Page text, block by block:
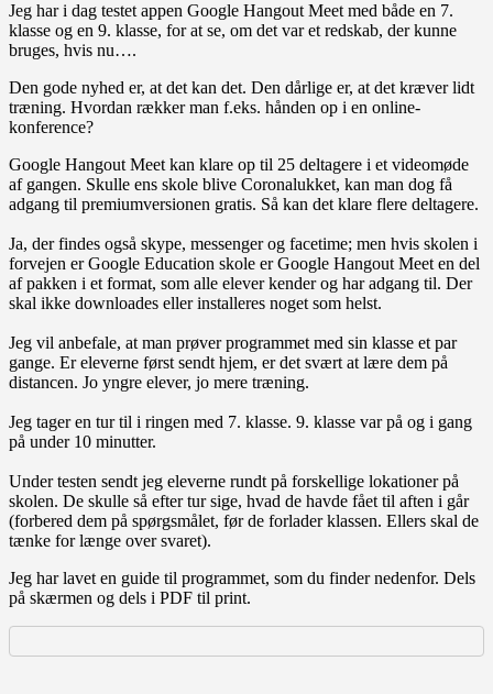
Jeg har i dag testet appen Google Hangout Meet med både en 7.
klasse og en 9. klasse, for at se, om det var et redskab, der kunne
bruges, hvis nu….
Den gode nyhed er, at det kan det. Den dårlige er, at det kræver lidt
træning. Hvordan rækker man f.eks. hånden op i en online-
konference?
Google Hangout Meet kan klare op til 25 deltagere i et videomøde
af gangen. Skulle ens skole blive Coronalukket, kan man dog få
adgang til premiumversionen gratis. Så kan det klare flere deltagere.
Ja, der findes også skype, messenger og facetime; men hvis skolen i
forvejen er Google Education skole er Google Hangout Meet en del
af pakken i et format, som alle elever kender og har adgang til. Der
skal ikke downloades eller installeres noget som helst.
Jeg vil anbefale, at man prøver programmet med sin klasse et par
gange. Er eleverne først sendt hjem, er det svært at lære dem på
distancen. Jo yngre elever, jo mere træning.
Jeg tager en tur til i ringen med 7. klasse. 9. klasse var på og i gang
på under 10 minutter.
Under testen sendt jeg eleverne rundt på forskellige lokationer på
skolen. De skulle så efter tur sige, hvad de havde fået til aften i går
(forbered dem på spørgsmålet, før de forlader klassen. Ellers skal de
tænke for længe over svaret).
Jeg har lavet en guide til programmet, som du finder nedenfor. Dels
på skærmen og dels i PDF til print.